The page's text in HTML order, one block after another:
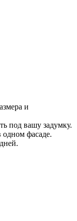
и
под вашу задумку.
одном фасаде.